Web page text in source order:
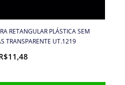
RETANGULAR PLÁSTICA SEM
TRANSPARENTE UT.1219